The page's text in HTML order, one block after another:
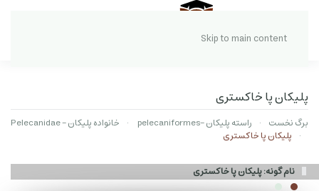
Skip to main content
پلیکان پا خاکستری
برگ نخست راسته پلیکان -pelecaniformes
خانواده پلیکان - Pelecanidae
پلیکان پا خاکستری
نام گونه: پلیکان پا خاکستری